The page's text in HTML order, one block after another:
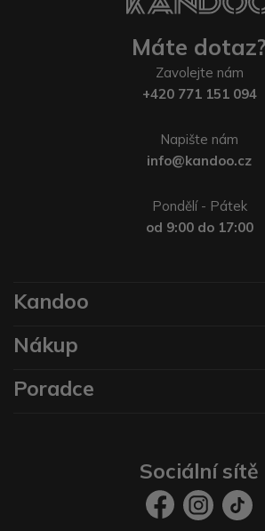
Máte dotaz?
Zavolejte nám
+420 771 151 094
Napište nám
info@kandoo.cz
Pondělí - Pátek
od 9:00 do 17:00
Kandoo
Nákup
Poradce
Sociální sítě